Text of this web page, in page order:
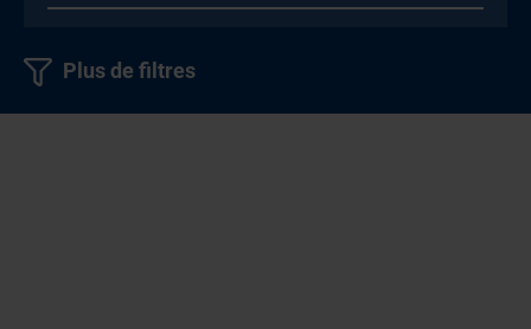
Plus de filtres